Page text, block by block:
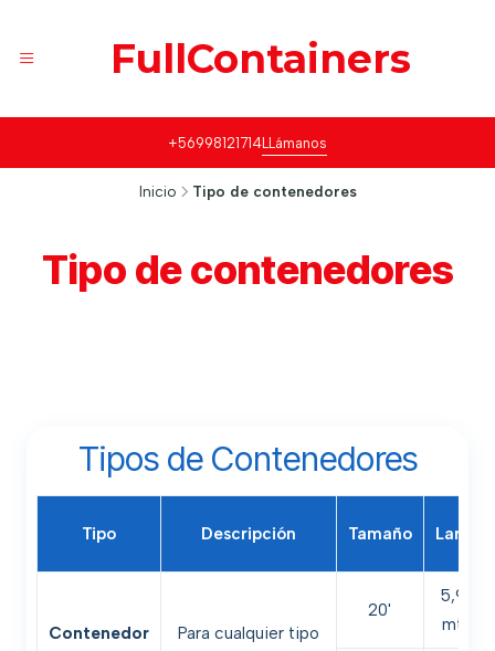
FullContainers
+56998121714LLámanos
Inicio Tipo de contenedores
Tipo de contenedores
Tipos de Contenedores
Tipo Descripción Tamaño Largo
Contenedor
Para cualquier tipo
20'
5,90
mts.